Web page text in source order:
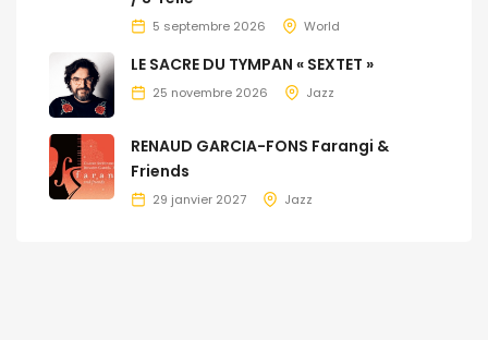
5 septembre 2026 World
LE SACRE DU TYMPAN « SEXTET »
25 novembre 2026 Jazz
RENAUD GARCIA-FONS Farangi &
Friends
29 janvier 2027 Jazz